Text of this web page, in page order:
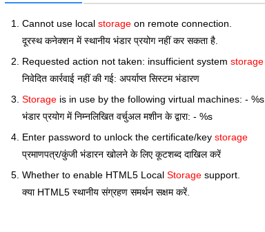
Cannot use local storage on remote connection.
दूरस्थ कनेक्शन में स्थानीय भंडार प्रयोग नहीं कर सकता है.
Requested action not taken: insufficient system storage
निवेदित कार्रवाई नहीं की गई: अपर्याप्त सिस्टम भंडारण
Storage is in use by the following virtual machines: - %s
भंडार प्रयोग में निम्नलिखित वर्चुअल मशीन के द्वारा: - %s
Enter password to unlock the certificate/key storage
प्रमाणपत्र/कुंजी भंडारन खोलने के लिए कूटशब्द दाखिल करें
Whether to enable HTML5 Local Storage support.
क्या HTML5 स्थानीय संग्रहण समर्थन सक्षम करें.